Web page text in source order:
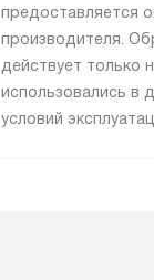
предоставляется
производителя.
действует только
использовались в
условий